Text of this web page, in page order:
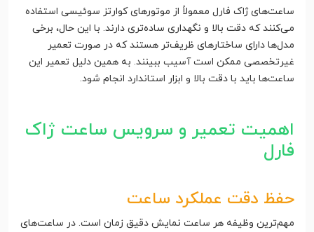
ساعت‌های ژاک فارل معمولاً از موتورهای کوارتز سوئیسی استفاده
می‌کنند که دقت بالا و نگهداری ساده‌تری دارند. با این حال، برخی
مدل‌ها دارای ساختارهای ظریف‌تر هستند که در صورت تعمیر
غیرتخصصی ممکن است آسیب ببینند. به همین دلیل تعمیر این
ساعت‌ها باید با دقت بالا و ابزار استاندارد انجام شود.
اهمیت تعمیر و سرویس ساعت ژاک
فارل
حفظ دقت عملکرد ساعت
مهم‌ترین وظیفه هر ساعت نمایش دقیق زمان است. در ساعت‌های